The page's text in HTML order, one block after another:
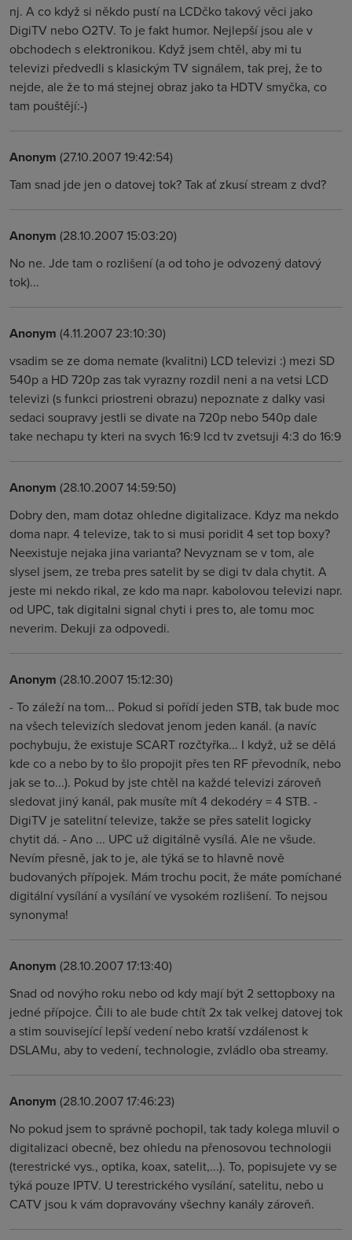
nj. A co když si někdo pustí na LCDčko takový věci jako
DigiTV nebo O2TV. To je fakt humor. Nejlepší jsou ale v
obchodech s elektronikou. Když jsem chtěl, aby mi tu
televizi předvedli s klasickým TV signálem, tak prej, že to
nejde, ale že to má stejnej obraz jako ta HDTV smyčka, co
tam pouštějí:-)
Anonym (27.10.2007 19:42:54)
Tam snad jde jen o datovej tok? Tak ať zkusí stream z dvd?
Anonym (28.10.2007 15:03:20)
No ne. Jde tam o rozlišení (a od toho je odvozený datový
tok)...
Anonym (4.11.2007 23:10:30)
vsadim se ze doma nemate (kvalitni) LCD televizi :) mezi SD
540p a HD 720p zas tak vyrazny rozdil neni a na vetsi LCD
televizi (s funkci priostreni obrazu) nepoznate z dalky vasi
sedaci soupravy jestli se divate na 720p nebo 540p dale
take nechapu ty kteri na svych 16:9 lcd tv zvetsuji 4:3 do 16:9
Anonym (28.10.2007 14:59:50)
Dobry den, mam dotaz ohledne digitalizace. Kdyz ma nekdo
doma napr. 4 televize, tak to si musi poridit 4 set top boxy?
Neexistuje nejaka jina varianta? Nevyznam se v tom, ale
slysel jsem, ze treba pres satelit by se digi tv dala chytit. A
jeste mi nekdo rikal, ze kdo ma napr. kabolovou televizi napr.
od UPC, tak digitalni signal chyti i pres to, ale tomu moc
neverim. Dekuji za odpovedi.
Anonym (28.10.2007 15:12:30)
- To záleží na tom... Pokud si pořídí jeden STB, tak bude moc
na všech televizích sledovat jenom jeden kanál. (a navíc
pochybuju, že existuje SCART rozčtyřka... I když, už se dělá
kde co a nebo by to šlo propojit přes ten RF převodník, nebo
jak se to...). Pokud by jste chtěl na každé televizi zároveň
sledovat jiný kanál, pak musíte mít 4 dekodéry = 4 STB. -
DigiTV je satelitní televize, takže se přes satelit logicky
chytit dá. - Ano ... UPC už digitálně vysílá. Ale ne všude.
Nevím přesně, jak to je, ale týká se to hlavně nově
budovaných přípojek. Mám trochu pocit, že máte pomíchané
digitální vysílání a vysílání ve vysokém rozlišení. To nejsou
synonyma!
Anonym (28.10.2007 17:13:40)
Snad od novýho roku nebo od kdy mají být 2 settopboxy na
jedné přípojce. Čili to ale bude chtít 2x tak velkej datovej tok
a stim související lepší vedení nebo kratší vzdálenost k
DSLAMu, aby to vedení, technologie, zvládlo oba streamy.
Anonym (28.10.2007 17:46:23)
No pokud jsem to správně pochopil, tak tady kolega mluvil o
digitalizaci obecně, bez ohledu na přenosovou technologii
(terestrické vys., optika, koax, satelit,...). To, popisujete vy se
týká pouze IPTV. U terestrického vysílání, satelitu, nebo u
CATV jsou k vám dopravovány všechny kanály zároveň.